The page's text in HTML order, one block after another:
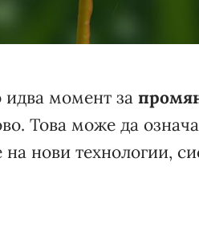
идва момент за
Това може да
нови технологии,